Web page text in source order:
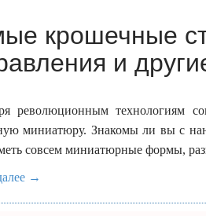
крошечные
и
революционным технологиям
миниатюру. Знакомы ли вы с
совсем миниатюрные формы,
→